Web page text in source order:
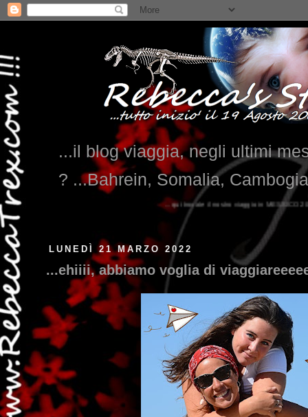
...il blog viaggia, negli ultimi
? ...Bahrein, Somalia,
...qui trovate il nostro viaggio in MESSICO 2023...clikka qui !!!
LUNEDÌ 21 MARZO 2022
...ehiiii, abbiamo voglia di